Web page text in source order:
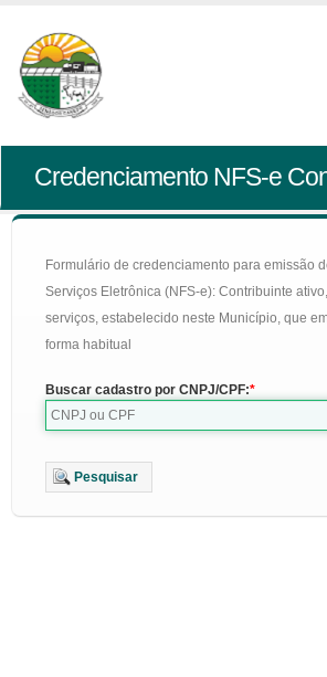
Credenciamento NFS-e
Formulário de credenciamento para emissão
Serviços Eletrônica (NFS-e): Contribuinte
serviços, estabelecido neste Município, que
forma habitual
Buscar cadastro por CNPJ/CPF:
Pesquisar